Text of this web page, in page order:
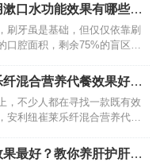
口水功能效果有哪些？
下
刷牙虽是基础，但仅仅依靠刷
口腔面积，剩余75%的盲区就
品，凭借其卓越的功效，为我
航。…
混合营养代餐效果好
，不少人都在寻找一款既有效
安利纽崔莱乐纤混合营养代餐
肥目标？今天，就来为大家深
最好？教你养肝护肝的